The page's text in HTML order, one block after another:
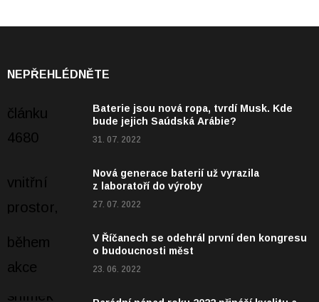
NEPŘEHLÉDNĚTE
Baterie jsou nová ropa, tvrdí Musk. Kde
bude jejich Saúdská Arábie?
31. 07. 2022
Nová generace baterií už vyrazila
z laboratoří do výroby
27. 07. 2022
V Říčanech se odehrál první den kongresu
o budoucnosti měst
23. 06. 2022